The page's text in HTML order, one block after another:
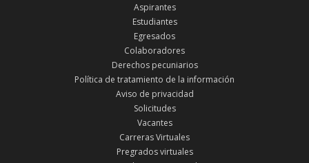
Aspirantes
Estudiantes
Egresados
Colaboradores
Derechos pecuniarios
Política de tratamiento de la información
Aviso de privacidad
Solicitudes
Vacantes
Carreras Virtuales
Pregrados virtuales